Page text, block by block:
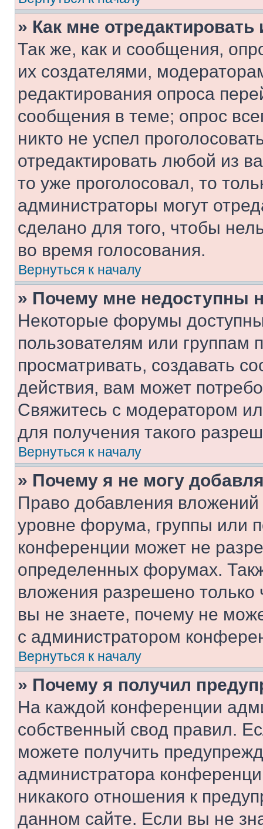
» Как мне
Так же, как и сообщения,
их создателями,
редактирования опроса
сообщения в теме; опрос
никто не успел
отредактировать любой из
то уже проголосовал, то
администраторы могут
сделано для того, чтобы
во время голосования.
Вернуться к началу
» Почему мне недоступны
Некоторые форумы
пользователям или группам
просматривать, создавать
действия, вам может
Свяжитесь с модератором
для получения такого
Вернуться к началу
» Почему я не могу
Право добавления
уровне форума, группы или
конференции может не
определенных форумах.
вложения разрешено
вы не знаете, почему не
с администратором
Вернуться к началу
» Почему я получил
На каждой конференции
собственный свод правил.
можете получить
администратора
никакого отношения к
данном сайте. Если вы не